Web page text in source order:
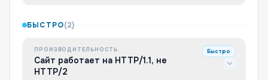
БЫСТРО(2)
ПРОИЗВОДИТЕЛЬНОСТЬ
Сайт работает на HTTP/1.1, не
HTTP/2
Быстро